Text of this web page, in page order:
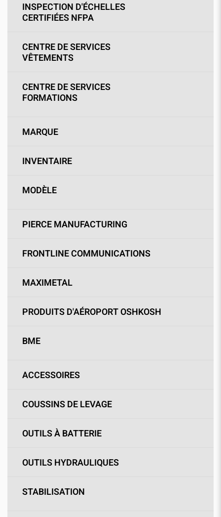
INSPECTION D'ÉCHELLES
CERTIFIÉES NFPA
CENTRE DE SERVICES
VÊTEMENTS
CENTRE DE SERVICES
FORMATIONS
MARQUE
INVENTAIRE
MODÈLE
PIERCE MANUFACTURING
FRONTLINE COMMUNICATIONS
MAXIMETAL
PRODUITS D'AÉROPORT OSHKOSH
BME
ACCESSOIRES
COUSSINS DE LEVAGE
OUTILS À BATTERIE
OUTILS HYDRAULIQUES
STABILISATION